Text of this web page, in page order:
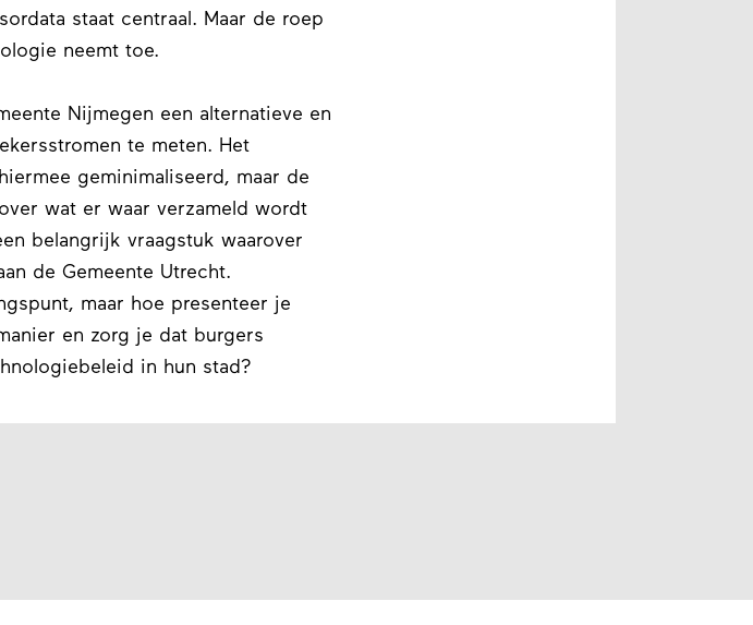
staat centraal. Maar de roep
neemt toe.
Nijmegen een alternatieve en
te meten. Het
geminimaliseerd, maar de
wat er waar verzameld wordt
belangrijk vraagstuk waarover
de Gemeente Utrecht.
maar hoe presenteer je
en zorg je dat burgers
in hun stad?